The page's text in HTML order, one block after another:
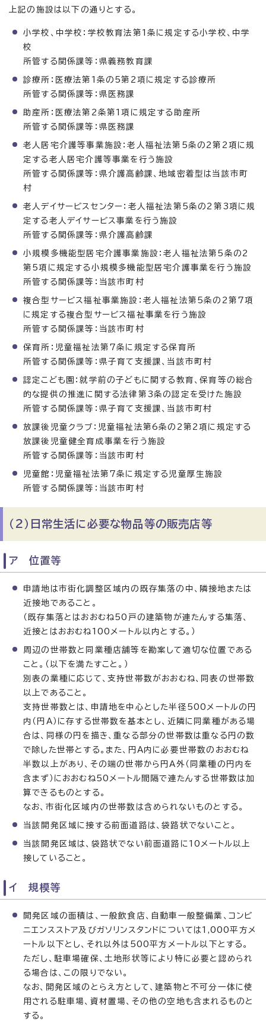
上記の施設は以下の通りとする。
小学校、中学校：学校教育法第1条に規定する小学校、中学
校
所管する関係課等：県義務教育課
診療所：医療法第1条の5第2項に規定する診療所
所管する関係課等：県医務課
助産所：医療法第2条第1項に規定する助産所
所管する関係課等：県医務課
老人居宅介護等事業施設：老人福祉法第5条の2第2項に規
定する老人居宅介護等事業を行う施設
所管する関係課等：県介護高齢課、地域密着型は当該市町
村
老人デイサービスセンター：老人福祉法第5条の2第3項に規
定する老人デイサービス事業を行う施設
所管する関係課等：県介護高齢課
小規模多機能型居宅介護事業施設：老人福祉法第5条の2
第5項に規定する小規模多機能型居宅介護事業を行う施設
所管する関係課等：当該市町村
複合型サービス福祉事業施設：老人福祉法第5条の2第7項
に規定する複合型サービス福祉事業を行う施設
所管する関係課等：当該市町村
保育所：児童福祉法第7条に規定する保育所
所管する関係課等：県子育て支援課、当該市町村
認定こども園：就学前の子どもに関する教育、保育等の総合
的な提供の推進に関する法律第3条の認定を受けた施設
所管する関係課等：県子育て支援課、当該市町村
放課後児童クラブ：児童福祉法第6条の2第2項に規定する
放課後児童健全育成事業を行う施設
所管する関係課等：当該市町村
児童館：児童福祉法第7条に規定する児童厚生施設
所管する関係課等：当該市町村
（2）日常生活に必要な物品等の販売店等
ア 位置等
申請地は市街化調整区域内の既存集落の中、隣接地または
近接地であること。
（既存集落とはおおむね50戸の建築物が連たんする集落、
近接とはおおむね100メートル以内とする。）
周辺の世帯数と同業種店舗等を勘案して適切な位置である
こと。（以下を満たすこと。）
別表の業種に応じて、支持世帯数がおおむね、同表の世帯数
以上であること。
支持世帯数とは、申請地を中心とした半径500メートルの円
内（円A）に存する世帯数を基本とし、近隣に同業種がある場
合は、同様の円を描き、重なる部分の世帯数は重なる円の数
で除した世帯とする。また、円A内に必要世帯数のおおむね
半数以上があり、その端の世帯から円A外（同業種の円内を
含まず）におおむね50メートル間隔で連たんする世帯数は加
算できるものとする。
なお、市街化区域内の世帯数は含められないものとする。
当該開発区域に接する前面道路は、袋路状でないこと。
当該開発区域は、袋路状でない前面道路に10メートル以上
接していること。
イ 規模等
開発区域の面積は、一般飲食店、自動車一般整備業、コンビ
ニエンスストア及びガソリンスタンドについては1,000平方メ
ートル以下とし、それ以外は500平方メートル以下とする。
ただし、駐車場確保、土地形状等により特に必要と認められ
る場合は、この限りでない。
なお、開発区域のとらえ方として、建築物と不可分一体に使
用される駐車場、資材置場、その他の空地も含まれるものと
する。